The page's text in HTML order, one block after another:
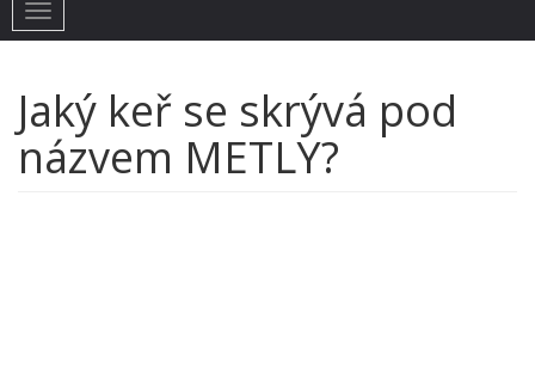
Toggle
navigation
Jaký keř se skrývá pod
názvem METLY?